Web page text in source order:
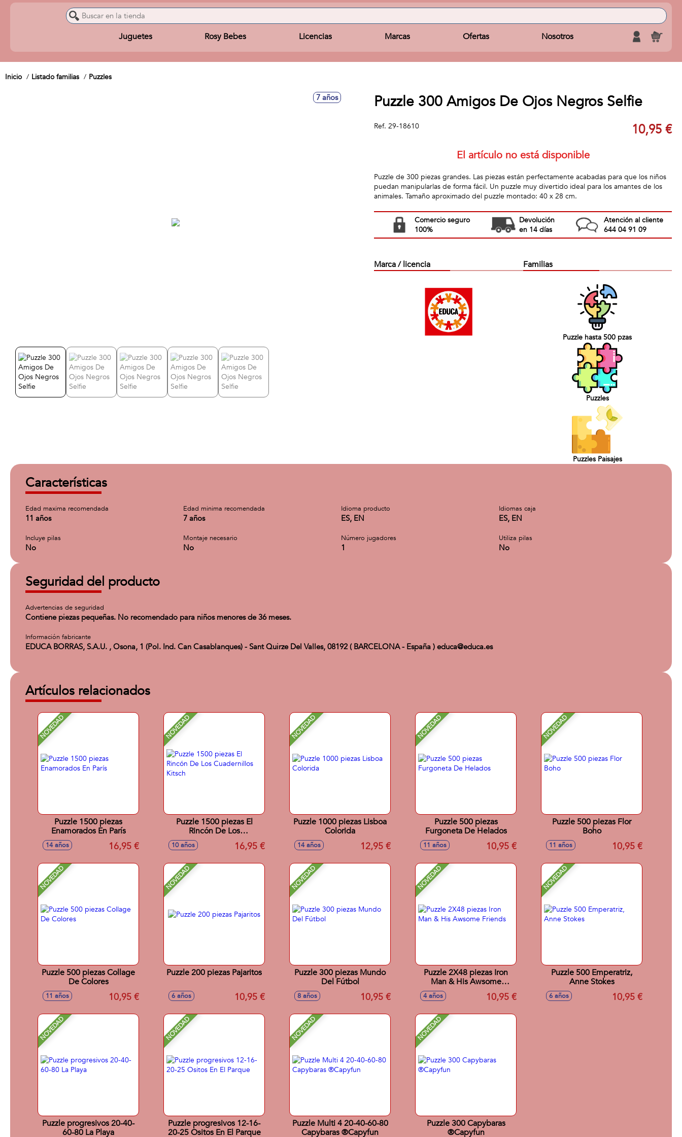
Juguetes Rosy Bebes Licencias Marcas Ofertas Nosotros
Inicio Listado familias Puzzles
7 años Puzzle 300 Amigos De Ojos Negros Selfie
Ref. 29-18610 10,95 €
El artículo no está disponible
Puzzle de 300 piezas grandes. Las piezas están perfectamente acabadas para que los niños
puedan manipularlas de forma fácil. Un puzzle muy divertido ideal para los amantes de los
animales. Tamaño aproximado del puzzle montado: 40 x 28 cm.
Comercio seguro
100%
Devolución
en 14 días
Atención al cliente
644 04 91 09
Marca / licencia Familias
Puzzle hasta 500 pzas
Puzzles
Puzzles Paisajes
Características
Edad maxima recomendada
11 años
Edad minima recomendada
7 años
Idioma producto
ES, EN
Idiomas caja
ES, EN
Incluye pilas
No
Montaje necesario
No
Número jugadores
1
Utiliza pilas
No
Seguridad del producto
Advertencias de seguridad
Contiene piezas pequeñas. No recomendado para niños menores de 36 meses.
Información fabricante
EDUCA BORRAS, S.A.U. , Osona, 1 (Pol. Ind. Can Casablanques) - Sant Quirze Del Valles, 08192 ( BARCELONA - España ) educa@educa.es
Artículos relacionados
NOVEDAD
Puzzle 1500 piezas
Enamorados En París
14 años 16,95 €
NOVEDAD
Puzzle 1500 piezas El
Rincón De Los
Cuadernillos Kitsch
10 años 16,95 €
NOVEDAD
Puzzle 1000 piezas Lisboa
Colorida
14 años 12,95 €
NOVEDAD
Puzzle 500 piezas
Furgoneta De Helados
11 años 10,95 €
NOVEDAD
Puzzle 500 piezas Flor
Boho
11 años 10,95 €
NOVEDAD
Puzzle 500 piezas Collage
De Colores
11 años 10,95 €
NOVEDAD
Puzzle 200 piezas Pajaritos
6 años 10,95 €
NOVEDAD
Puzzle 300 piezas Mundo
Del Fútbol
8 años 10,95 €
NOVEDAD
Puzzle 2X48 piezas Iron
Man & His Awsome
4 años 10,95 €
NOVEDAD
Puzzle 500 Emperatriz,
Anne Stokes
6 años 10,95 €
NOVEDAD
Puzzle progresivos 20-40-
60-80 La Playa
NOVEDAD
Puzzle progresivos 12-16-
20-25 Ositos En El Parque
NOVEDAD
Puzzle Multi 4 20-40-60-80
Capybaras ®Capyfun
NOVEDAD
Puzzle 300 Capybaras
®Capyfun